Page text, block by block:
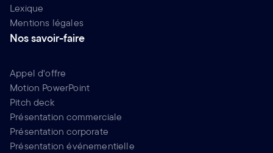
Lexique
Mentions légales
Nos savoir-faire
Appel d'offre
Motion PowerPoint
Pitch deck
Présentation commerciale
Présentation corporate
Présentation événementielle